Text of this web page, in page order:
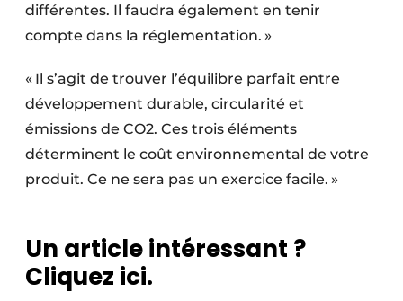
différentes. Il faudra également en tenir
compte dans la réglementation. »
« Il s’agit de trouver l’équilibre parfait entre
développement durable, circularité et
émissions de CO2. Ces trois éléments
déterminent le coût environnemental de votre
produit. Ce ne sera pas un exercice facile. »
Un article intéressant ?
Cliquez ici.